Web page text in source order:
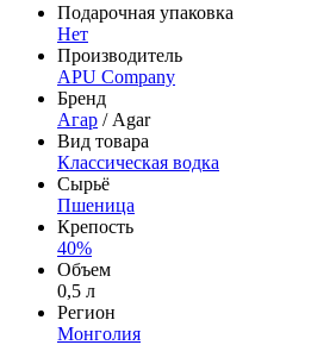
Подарочная упаковка
Нет
Производитель
APU Company
Бренд
Агар / Agar
Вид товара
Классическая водка
Сырьё
Пшеница
Крепость
40%
Объем
0,5 л
Регион
Монголия